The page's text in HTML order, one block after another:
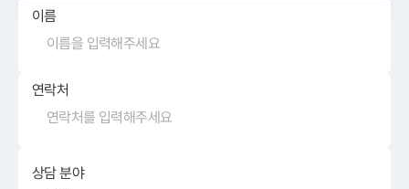
이름
연락처
상담 분야